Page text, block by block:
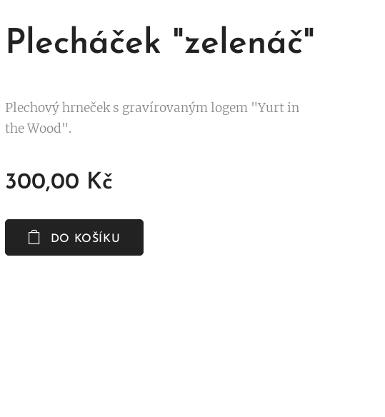
Plecháček "zelenáč"
Plechový hrneček s gravírovaným logem "Yurt in
the Wood".
300,00 Kč
DO KOŠÍKU